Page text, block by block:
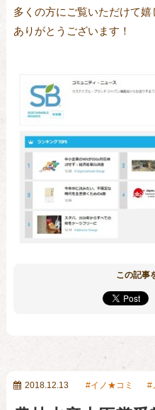
多くの方にご覧いただけて嬉
ありがとうございます！
この記事
2018.12.13 イノ★コミ